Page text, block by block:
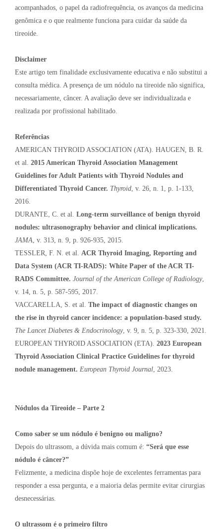
acompanhados, o papel da radiofrequência, os avanços da medicina
genômica e o que realmente funciona para cuidar da saúde da
tireoide.
Disclaimer
Este artigo tem finalidade exclusivamente educativa e não substitui a
consulta médica. A presença de um nódulo na tireoide não significa,
necessariamente, câncer. A avaliação deve ser individualizada e
realizada por profissional habilitado.
Referências
AMERICAN THYROID ASSOCIATION (ATA). HAUGEN, B. R.
et al. 2015 American Thyroid Association Management
Guidelines for Adult Patients with Thyroid Nodules and
Differentiated Thyroid Cancer. Thyroid, v. 26, n. 1, p. 1-133,
2016.
DURANTE, C. et al. Long-term surveillance of benign thyroid
nodules: ultrasonography behavior and clinical implications.
JAMA, v. 313, n. 9, p. 926-935, 2015.
TESSLER, F. N. et al. ACR Thyroid Imaging, Reporting and
Data System (ACR TI-RADS): White Paper of the ACR TI-
RADS Committee. Journal of the American College of Radiology,
v. 14, n. 5, p. 587-595, 2017.
VACCARELLA, S. et al. The impact of diagnostic changes on
the rise in thyroid cancer incidence: a population-based study.
The Lancet Diabetes & Endocrinology, v. 9, n. 5, p. 323-330, 2021.
EUROPEAN THYROID ASSOCIATION (ETA). 2023 European
Thyroid Association Clinical Practice Guidelines for thyroid
nodule management. European Thyroid Journal, 2023.
Nódulos da Tireoide – Parte 2
Como saber se um nódulo é benigno ou maligno?
Depois do ultrassom, a dúvida mais comum é: “Será que esse
nódulo é câncer?”
Felizmente, a medicina dispõe hoje de excelentes ferramentas para
responder a essa pergunta, e a maioria delas permite evitar cirurgias
desnecessárias.
O ultrassom é o primeiro filtro